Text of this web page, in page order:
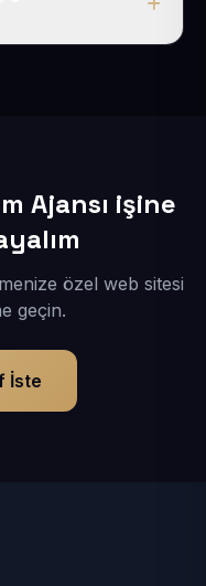
Ajansı işine
özel web sitesi
geçin.
İste